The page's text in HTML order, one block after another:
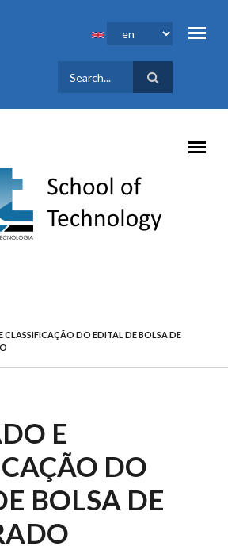
SEARCH
FORM
CLASSIFICAÇÃO DO EDITAL DE BOLSA DE
E
DO
BOLSA DE